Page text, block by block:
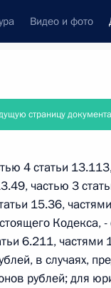
Видео и фото
страницу документа
4 статьи
частью 3
15.36,
Кодекса,
6.211, частями
в случаях,
рублей; для